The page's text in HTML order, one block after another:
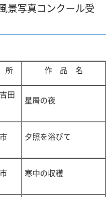
景写真コンクール受
所 作 品 名
田
星屑の夜
夕照を浴びて
寒中の収穫